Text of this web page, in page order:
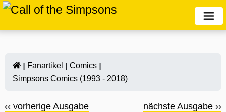
Fanartikel
Comics
Simpsons Comics (1993 - 2018)
‹‹ vorherige Ausgabe nächste Ausgabe ››